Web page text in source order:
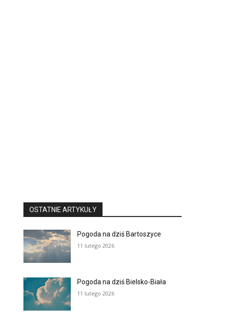
OSTATNIE ARTYKUŁY
Pogoda na dziś Bartoszyce
11 lutego 2026
Pogoda na dziś Bielsko-Biała
11 lutego 2026